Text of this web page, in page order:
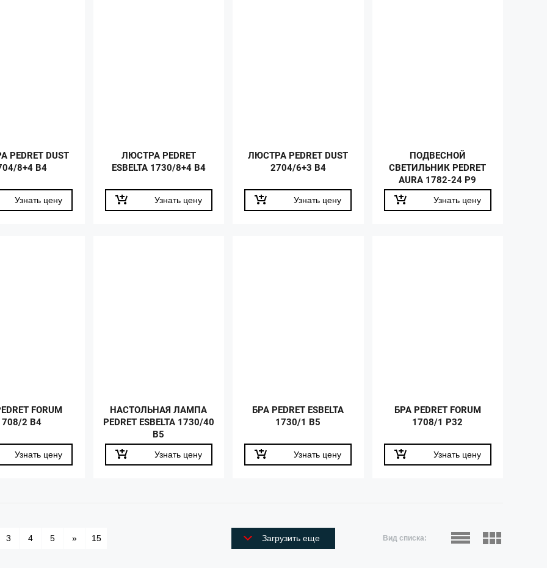
PEDRET DUST
8+4 B4
Узнать цену
ЛЮСТРА PEDRET
ESBELTA 1730/8+4 B4
Узнать цену
ЛЮСТРА PEDRET DUST
2704/6+3 B4
Узнать цену
ПОДВЕСНОЙ
СВЕТИЛЬНИК PEDRET
AURA 1782-24 P9
Узнать цену
FORUM
2 B4
Узнать цену
НАСТОЛЬНАЯ ЛАМПА
PEDRET ESBELTA 1730/40
B5
Узнать цену
БРА PEDRET ESBELTA
1730/1 B5
Узнать цену
БРА PEDRET FORUM
1708/1 P32
Узнать цену
3 4 5 » 15 Загрузить еще Вид списка: